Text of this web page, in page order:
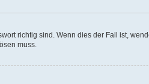
richtig sind. Wenn dies der Fall ist,
muss.